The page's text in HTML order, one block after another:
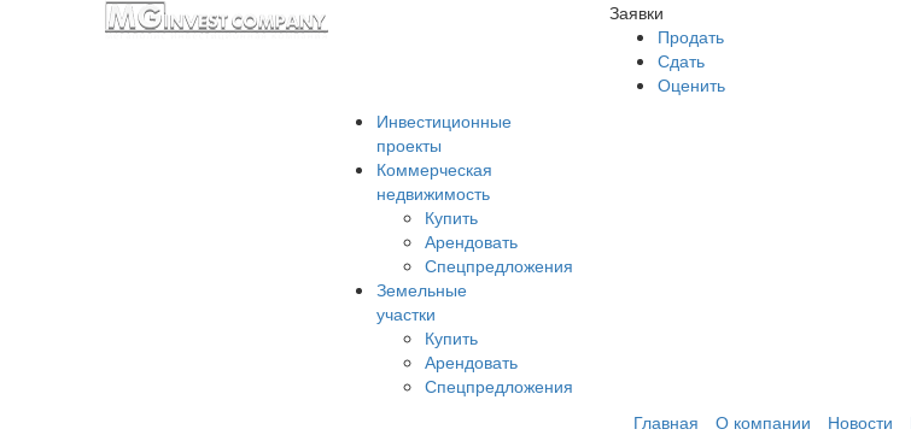
Заявки
Продать
Сдать
Оценить
Инвестиционные
проекты
Коммерческая
недвижимость
Купить
Арендовать
Спецпредложения
Земельные
участки
Купить
Арендовать
Спецпредложения
Главная О компании Новости